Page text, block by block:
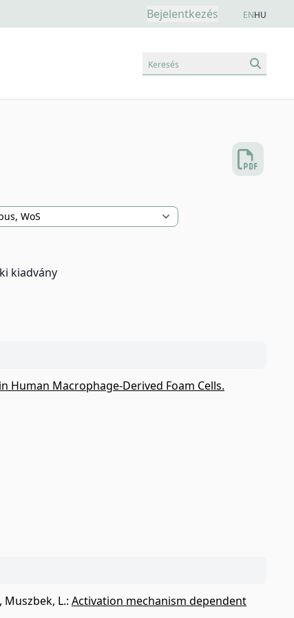
Bejelentkezés ENHU
Keresés
kiadvány
Human Macrophage-Derived Foam Cells.
, Muszbek, L.: Activation mechanism dependent